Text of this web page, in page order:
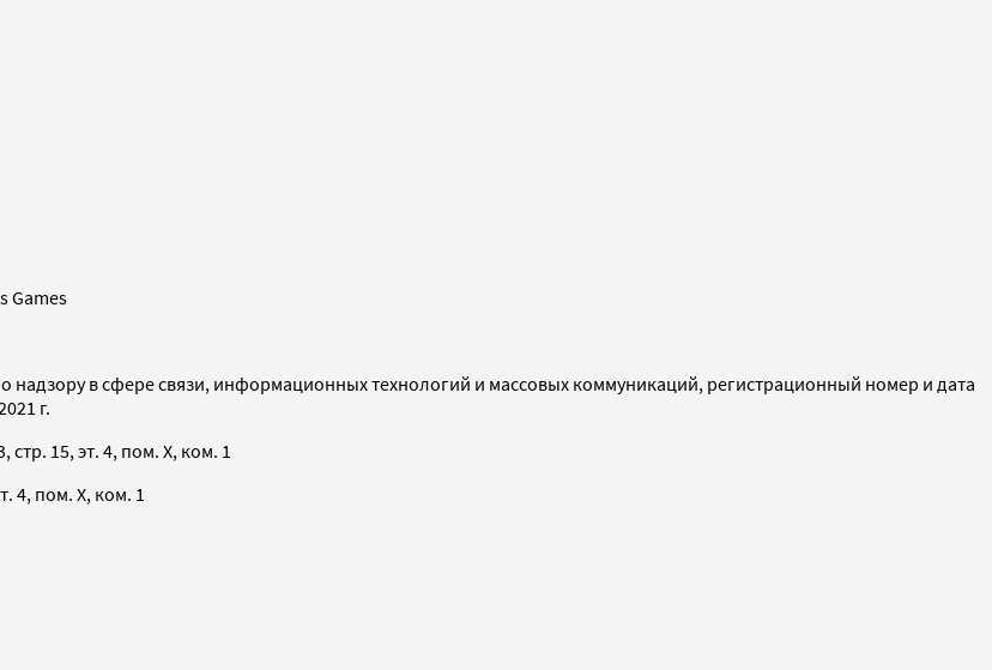
Games
надзору в сфере связи, информационных технологий и массовых коммуникаций, регистрационный номер и дата
г.
15, эт. 4, пом. X, ком. 1
4, пом. X, ком. 1